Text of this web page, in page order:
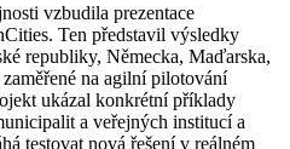
vzbudila prezentace
Ten představil výsledky
republiky, Německa, Maďarska,
na agilní pilotování
ukázal konkrétní příklady
a veřejných institucí a
testovat nová řešení v reálném